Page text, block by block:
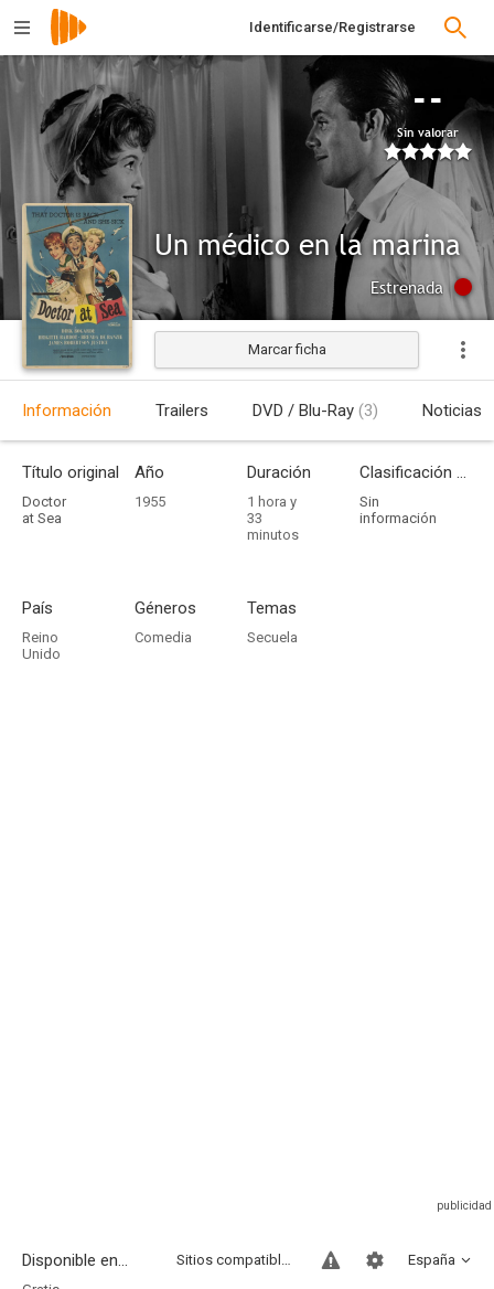
Identificarse/Registrarse
--
Sin valorar
Un médico en la marina
Estrenada
Marcar ficha
Información Trailers DVD / Blu-Ray (3) Noticias
Título original
Doctor
at Sea
Año
1955
Duración
1 hora y
33
minutos
Clasificación por edades
Sin
información
País
Reino
Unido
Géneros
Comedia
Temas
Secuela
Disponible en... España
Sitios compatibles